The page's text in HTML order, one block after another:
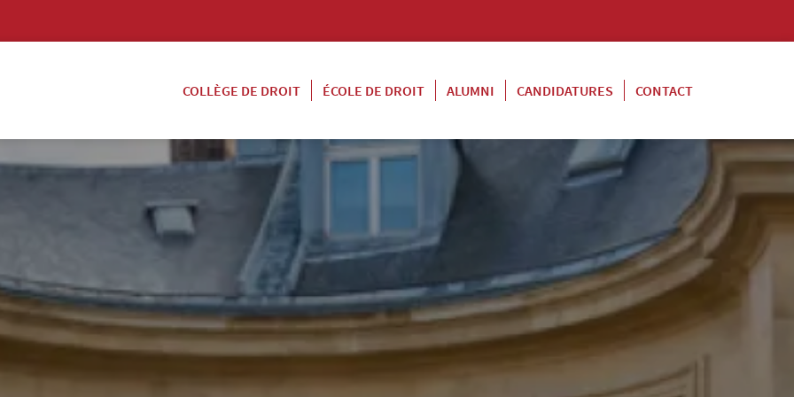
COLLÈGE DE DROIT
ÉCOLE DE DROIT ALUMNI CANDIDATURES CONTACT